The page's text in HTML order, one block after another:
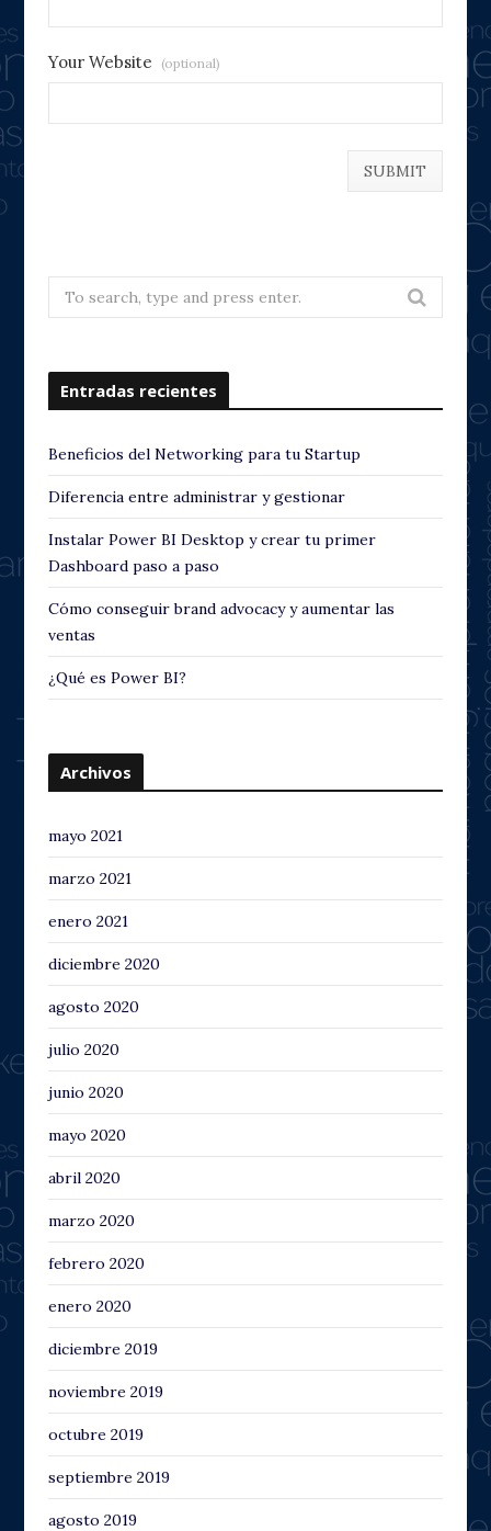
Your Website (optional)
Search
for:
Entradas recientes
Beneficios del Networking para tu Startup
Diferencia entre administrar y gestionar
Instalar Power BI Desktop y crear tu primer
Dashboard paso a paso
Cómo conseguir brand advocacy y aumentar las
ventas
¿Qué es Power BI?
Archivos
mayo 2021
marzo 2021
enero 2021
diciembre 2020
agosto 2020
julio 2020
junio 2020
mayo 2020
abril 2020
marzo 2020
febrero 2020
enero 2020
diciembre 2019
noviembre 2019
octubre 2019
septiembre 2019
agosto 2019